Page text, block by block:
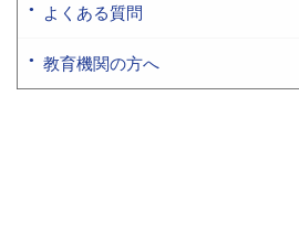
よくある質問
教育機関の方へ